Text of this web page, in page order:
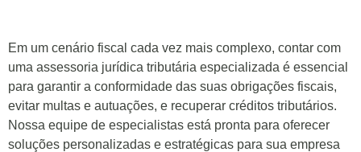
Em um cenário fiscal cada vez mais complexo, contar com
uma assessoria jurídica tributária especializada é essencial
para garantir a conformidade das suas obrigações fiscais,
evitar multas e autuações, e recuperar créditos tributários.
Nossa equipe de especialistas está pronta para oferecer
soluções personalizadas e estratégicas para sua empresa